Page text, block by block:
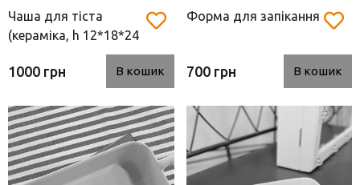
Чаша для тіста
(кераміка, h 12*18*24
1000 грн В кошик
Форма для запікання
700 грн В кошик